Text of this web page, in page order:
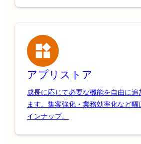
アプリストア
成長に応じて必要な機能を自由に追
ます。集客強化・業務効率化など幅
インナップ。